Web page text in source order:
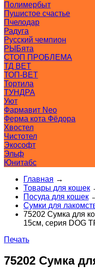
Полимербыт
Пушистое счастье
Пчелодар
Радуга
Русский чемпион
РЫБята
СТОП ПРОБЛЕМА
ТД ВЕТ
ТОП-ВЕТ
Тортила
ТУНДРА
Уют
Фармавит Neo
Ферма кота Фёдора
Хвостел
Чистотел
Экософт
Эльф
Юнитабс
Главная →
Товары для кошек
Посуда для кошек
Сумки для
75202 Сумка для
15см, серия DOG
Печать
75202 Сумка